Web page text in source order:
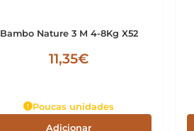
Bambo Nature 3 M 4-8Kg X52
11,35€
Poucas unidades
Adicionar